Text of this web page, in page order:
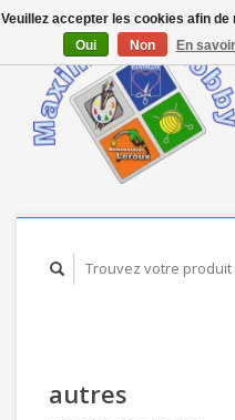
autres
Veuillez accepter les cookies afin
Oui
Non En